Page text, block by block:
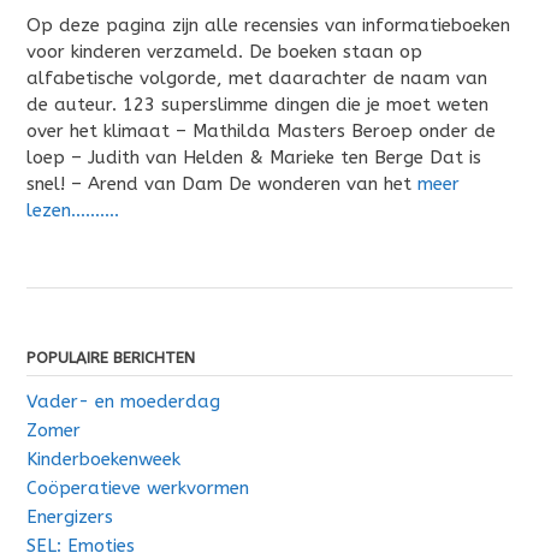
Op deze pagina zijn alle recensies van informatieboeken
voor kinderen verzameld. De boeken staan op
alfabetische volgorde, met daarachter de naam van
de auteur. 123 superslimme dingen die je moet weten
over het klimaat – Mathilda Masters Beroep onder de
loep – Judith van Helden & Marieke ten Berge Dat is
snel! – Arend van Dam De wonderen van het meer
lezen……….
POPULAIRE BERICHTEN
Vader- en moederdag
Zomer
Kinderboekenweek
Coöperatieve werkvormen
Energizers
SEL: Emoties